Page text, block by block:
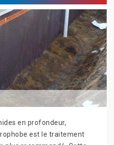
en profondeur,
est le traitement